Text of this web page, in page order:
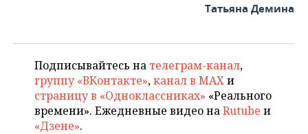
Татьяна Демина
Подписывайтесь на телеграм-канал,
группу «ВКонтакте»,канал в MAXи
страницу в «Одноклассниках» «Реального
времени». Ежедневные видео наRutube и
«Дзене».